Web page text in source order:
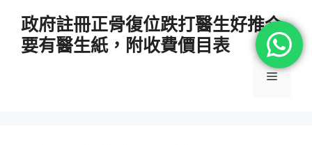
政府註冊正骨復位跌打醫生好推介
要有醫生紙，附收費價目表
選